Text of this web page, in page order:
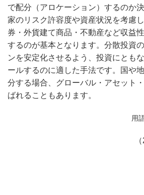
で配分（アロケーション）するのか
家のリスク許容度や資産状況を考慮
券・外貨建て商品・不動産など収益
するのが基本となります。分散投資
ンを安定化させるよう、投資にとも
ールするのに適した手法です。国や
分する場合、グローバル・アセット
ばれることもあります。
用